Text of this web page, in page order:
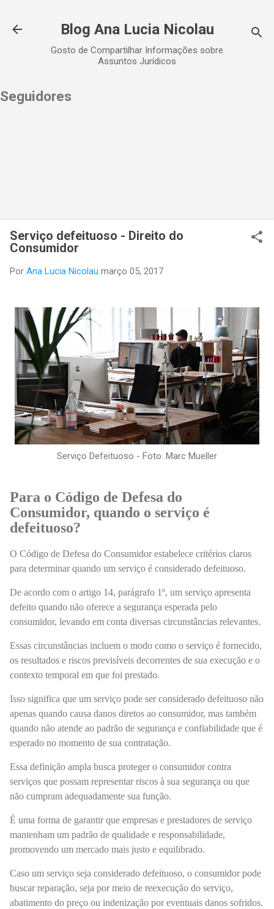
Blog Ana Lucia Nicolau
Gosto de Compartilhar Informações sobre
Assuntos Jurídicos
Seguidores
Serviço defeituoso - Direito do
Consumidor
Por Ana Lucia Nicolau março 05, 2017
Serviço Defeituoso - Foto: Marc Mueller
Para o Código de Defesa do
Consumidor, quando o serviço é
defeituoso?
O Código de Defesa do Consumidor estabelece critérios claros
para determinar quando um serviço é considerado defeituoso.
De acordo com o artigo 14, parágrafo 1º, um serviço apresenta
defeito quando não oferece a segurança esperada pelo
consumidor, levando em conta diversas circunstâncias relevantes.
Essas circunstâncias incluem o modo como o serviço é fornecido,
os resultados e riscos previsíveis decorrentes de sua execução e o
contexto temporal em que foi prestado.
Isso significa que um serviço pode ser considerado defeituoso não
apenas quando causa danos diretos ao consumidor, mas também
quando não atende ao padrão de segurança e confiabilidade que é
esperado no momento de sua contratação.
Essa definição ampla busca proteger o consumidor contra
serviços que possam representar riscos à sua segurança ou que
não cumpram adequadamente sua função.
É uma forma de garantir que empresas e prestadores de serviço
mantenham um padrão de qualidade e responsabilidade,
promovendo um mercado mais justo e equilibrado.
Caso um serviço seja considerado defeituoso, o consumidor pode
buscar reparação, seja por meio de reexecução do serviço,
abatimento do preço ou indenização por eventuais danos sofridos.